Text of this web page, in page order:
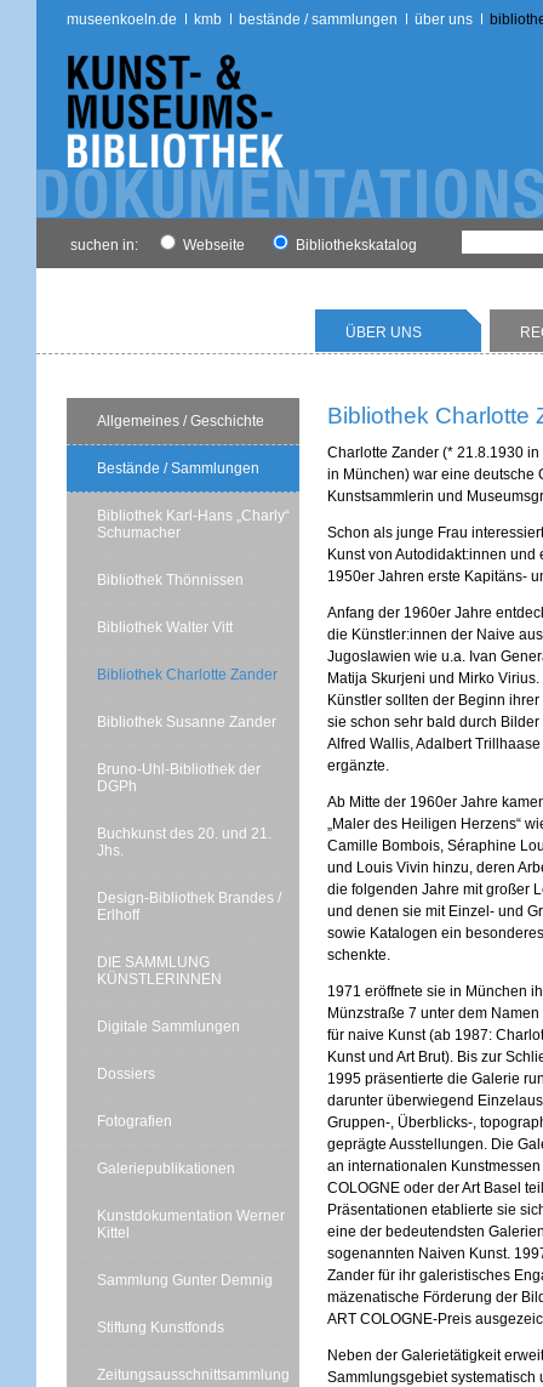
museenkoeln.de kmb bestände / sammlungen über uns
suchen in: Webseite Bibliothekskatalog
ÜBER UNS
Allgemeines / Geschichte
Bestände / Sammlungen
Bibliothek Karl-Hans „Charly“
Schumacher
Bibliothek Thönnissen
Bibliothek Walter Vitt
Bibliothek Charlotte Zander
Bibliothek Susanne Zander
Bruno-Uhl-Bibliothek der
DGPh
Buchkunst des 20. und 21.
Jhs.
Design-Bibliothek Brandes /
Erlhoff
DIE SAMMLUNG
KÜNSTLERINNEN
Digitale Sammlungen
Dossiers
Fotografien
Galeriepublikationen
Kunstdokumentation Werner
Kittel
Sammlung Gunter Demnig
Stiftung Kunstfonds
Zeitungsausschnittsammlung
Bibliothek Charlotte
Charlotte Zander (* 21.8.1930
in München) war eine deutsche
Kunstsammlerin und
Schon als junge Frau
Kunst von Autodidakt:innen und
1950er Jahren erste Kapitäns-
Anfang der 1960er Jahre
die Künstler:innen der Naive
Jugoslawien wie u.a. Ivan
Matija Skurjeni und Mirko
Künstler sollten der Beginn
sie schon sehr bald durch
Alfred Wallis, Adalbert
ergänzte.
Ab Mitte der 1960er Jahre
„Maler des Heiligen Herzens“
Camille Bombois, Séraphine
und Louis Vivin hinzu, deren
die folgenden Jahre mit großer
und denen sie mit Einzel- und
sowie Katalogen ein
schenkte.
1971 eröffnete sie in München
Münzstraße 7 unter dem
für naive Kunst (ab 1987:
Kunst und Art Brut). Bis zur
1995 präsentierte die Galerie
darunter überwiegend
Gruppen-, Überblicks-,
geprägte Ausstellungen. Die
an internationalen Kunstmessen
COLOGNE oder der Art Basel
Präsentationen etablierte sie
eine der bedeutendsten
sogenannten Naiven Kunst.
Zander für ihr galeristisches
mäzenatische Förderung der
ART COLOGNE-Preis
Neben der Galerietätigkeit
Sammlungsgebiet systematisch